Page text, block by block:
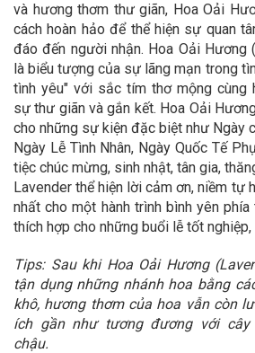
và hương thơm thư giãn, Hoa Oải
cách hoàn hảo để thể hiện sự quan
đáo đến người nhận. Hoa Oải Hương
là biểu tượng của sự lãng mạn trong
tình yêu" với sắc tím thơ mộng cùng
sự thư giãn và gắn kết. Hoa Oải
cho những sự kiện đặc biệt như Ngày
Ngày Lễ Tình Nhân, Ngày Quốc Tế
tiệc chúc mừng, sinh nhật, tân gia,
Lavender thể hiện lời cảm ơn, niềm tự
nhất cho một hành trình bình yên
thích hợp cho những buổi lễ tốt nghiệp,
Tips: Sau khi Hoa Oải Hương
tận dụng những nhánh hoa bằng
khô, hương thơm của hoa vẫn còn
ích gần như tương đương với
chậu.